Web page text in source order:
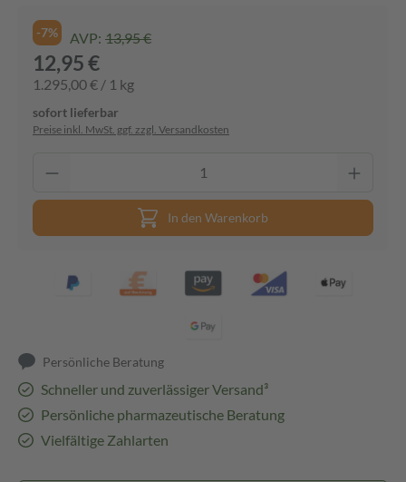
-7% AVP: 13,95 €
12,95 €
1.295,00 € / 1 kg
sofort lieferbar
Preise inkl. MwSt. ggf. zzgl. Versandkosten
In den Warenkorb
Persönliche Beratung
Schneller und zuverlässiger Versand³
Persönliche pharmazeutische Beratung
Vielfältige Zahlarten